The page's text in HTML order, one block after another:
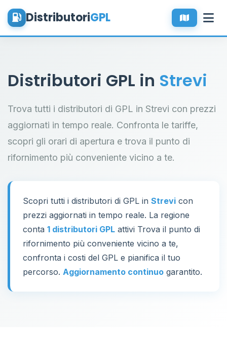
DistributoriGPL
Distributori GPL in Strevi
Trova tutti i distributori di GPL in Strevi con prezzi
aggiornati in tempo reale. Confronta le tariffe,
scopri gli orari di apertura e trova il punto di
rifornimento più conveniente vicino a te.
Scopri tutti i distributori di GPL in Strevi con
prezzi aggiornati in tempo reale. La regione
conta 1 distributori GPL attivi Trova il punto di
rifornimento più conveniente vicino a te,
confronta i costi del GPL e pianifica il tuo
percorso. Aggiornamento continuo garantito.